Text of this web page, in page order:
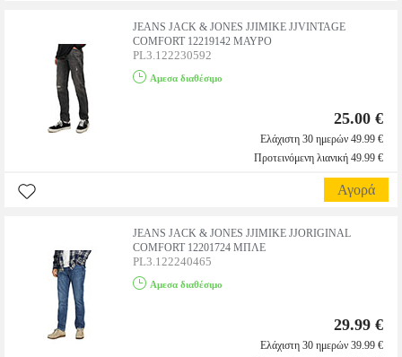
JEANS JACK & JONES JJIMIKE JJVINTAGE
COMFORT 12219142 ΜΑΥΡΟ
PL3.122230592
Αμεσα διαθέσιμο
25.00 €
Ελάχιστη 30 ημερών 49.99 €
Προτεινόμενη λιανική 49.99 €
Αγορά
JEANS JACK & JONES JJIMIKE JJORIGINAL
COMFORT 12201724 ΜΠΛΕ
PL3.122240465
Αμεσα διαθέσιμο
29.99 €
Ελάχιστη 30 ημερών 39.99 €